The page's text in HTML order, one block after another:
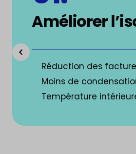
Améliorer
Réduction des
Moins de
Température